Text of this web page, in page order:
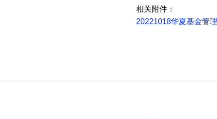
相关附件：
20221018华夏基金管